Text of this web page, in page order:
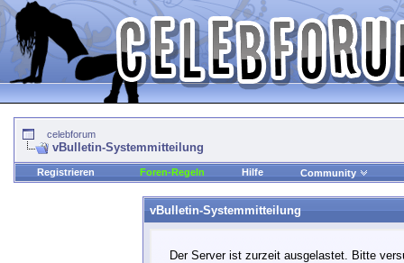
celebforum
vBulletin-Systemmitteilung
Registrieren Foren-Regeln Hilfe Community
vBulletin-Systemmitteilung
Der Server ist zurzeit ausgelastet. Bitte